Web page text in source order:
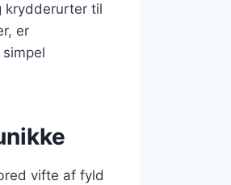
krydderurter til
er
vifte af fyld